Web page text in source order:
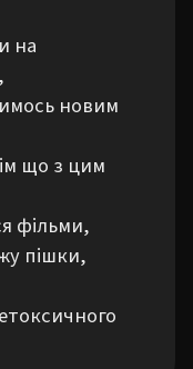
на
новим
що з цим
фільми,
пішки,